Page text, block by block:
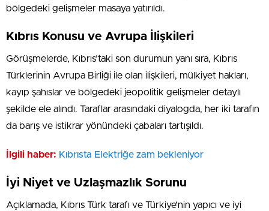
bölgedeki gelişmeler masaya yatırıldı.
Kıbrıs Konusu ve Avrupa İlişkileri
Görüşmelerde, Kıbrıs’taki son durumun yanı sıra, Kıbrıs
Türklerinin Avrupa Birliği ile olan ilişkileri, mülkiyet hakları,
kayıp şahıslar ve bölgedeki jeopolitik gelişmeler detaylı
şekilde ele alındı. Taraflar arasındaki diyalogda, her iki tarafın
da barış ve istikrar yönündeki çabaları tartışıldı.
İlgili haber: Kıbrısta Elektriğe zam bekleniyor
İyi Niyet ve Uzlaşmazlık Sorunu
Açıklamada, Kıbrıs Türk tarafı ve Türkiye’nin yapıcı ve iyi